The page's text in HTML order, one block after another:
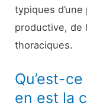
typiques
productive, de
thoraciques.
Qu’est-
en est la